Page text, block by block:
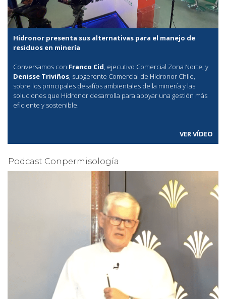
Hidronor presenta sus alternativas para el manejo de
residuos en minería
Conversamos con Franco Cid, ejecutivo Comercial Zona Norte, y
Denisse Triviños, subgerente Comercial de Hidronor Chile,
sobre los principales desafíos ambientales de la minería y las
soluciones que Hidronor desarrolla para apoyar una gestión más
eficiente y sostenible.
VER VÍDEO
Podcast Conpermisología